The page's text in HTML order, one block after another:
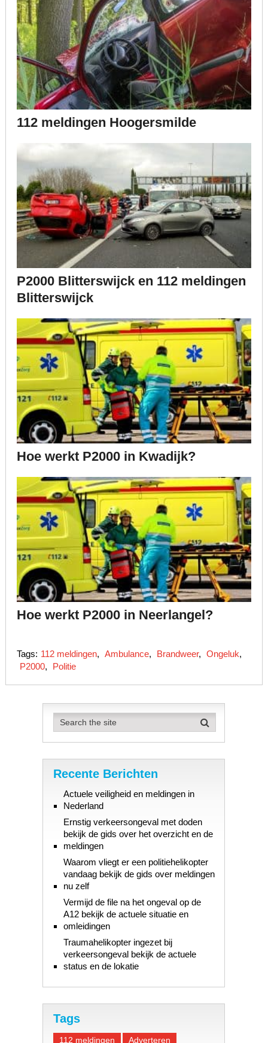
112 meldingen Hoogersmilde
P2000 Blitterswijck en 112 meldingen
Blitterswijck
Hoe werkt P2000 in Kwadijk?
Hoe werkt P2000 in Neerlangel?
Tags: 112 meldingen, Ambulance, Brandweer, Ongeluk,
P2000, Politie
Recente Berichten
Actuele veiligheid en meldingen in
Nederland
Ernstig verkeersongeval met doden
bekijk de gids over het overzicht en de
meldingen
Waarom vliegt er een politiehelikopter
vandaag bekijk de gids over meldingen
nu zelf
Vermijd de file na het ongeval op de
A12 bekijk de actuele situatie en
omleidingen
Traumahelikopter ingezet bij
verkeersongeval bekijk de actuele
status en de lokatie
Tags
112 meldingen Adverteren